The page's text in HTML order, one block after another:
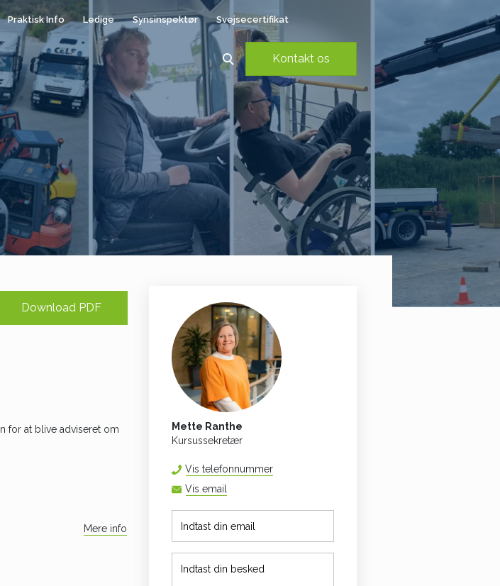
Praktisk Info Ledige Synsinspektør Svejsecertifikat
Kontakt os
Download PDF
for at blive adviseret om
Mere info
Mette Ranthe
Kursussekretær
Vis telefonnummer
Vis email